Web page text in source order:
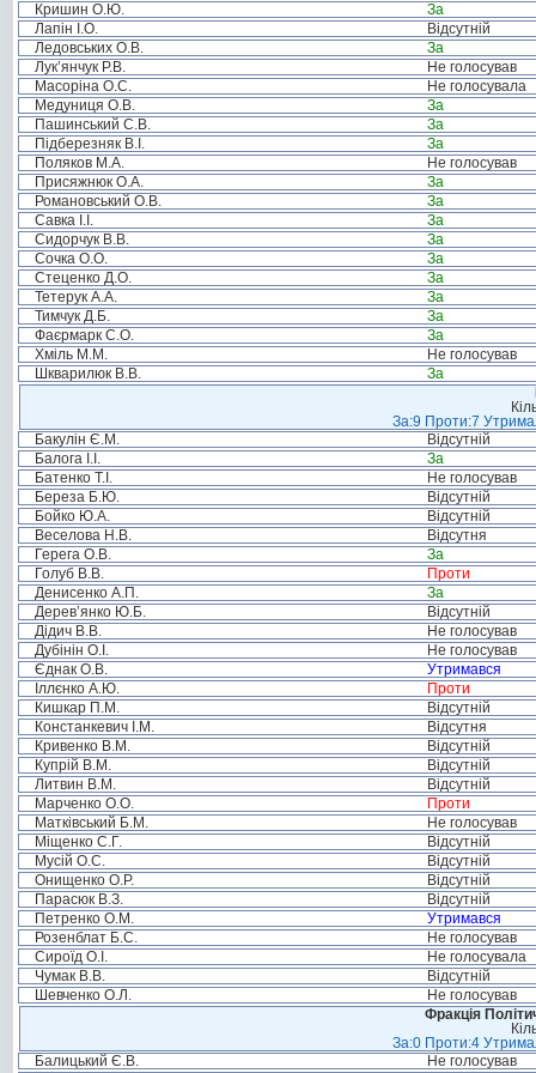
Кришин О.Ю.
За
Лапін І.О.
Відсутній
Ледовських О.В.
За
Лук’янчук Р.В.
Не голосував
Масоріна О.С.
Не голосувала
Медуниця О.В.
За
Пашинський С.В.
За
Підберезняк В.І.
За
Поляков М.А.
Не голосував
Присяжнюк О.А.
За
Романовський О.В.
За
Савка І.І.
За
Сидорчук В.В.
За
Сочка О.О.
За
Стеценко Д.О.
За
Тетерук А.А.
За
Тимчук Д.Б.
За
Фаєрмарк С.О.
За
Хміль М.М.
Не голосував
Шкварилюк В.В.
За
За:9 Проти:7
Бакулін Є.М.
Відсутній
Балога І.І.
За
Батенко Т.І.
Не голосував
Береза Б.Ю.
Відсутній
Бойко Ю.А.
Відсутній
Веселова Н.В.
Відсутня
Герега О.В.
За
Голуб В.В.
Проти
Денисенко А.П.
За
Дерев’янко Ю.Б.
Відсутній
Дідич В.В.
Не голосував
Дубінін О.І.
Не голосував
Єднак О.В.
Утримався
Іллєнко А.Ю.
Проти
Кишкар П.М.
Відсутній
Констанкевич І.М.
Відсутня
Кривенко В.М.
Відсутній
Купрій В.М.
Відсутній
Литвин В.М.
Відсутній
Марченко О.О.
Проти
Матківський Б.М.
Не голосував
Міщенко С.Г.
Відсутній
Мусій О.С.
Відсутній
Онищенко О.Р.
Відсутній
Парасюк В.З.
Відсутній
Петренко О.М.
Утримався
Розенблат Б.С.
Не голосував
Сироїд О.І.
Не голосувала
Чумак В.В.
Відсутній
Шевченко О.Л.
Не голосував
Фракція
За:0 Проти:4
Балицький Є.В.
Не голосував